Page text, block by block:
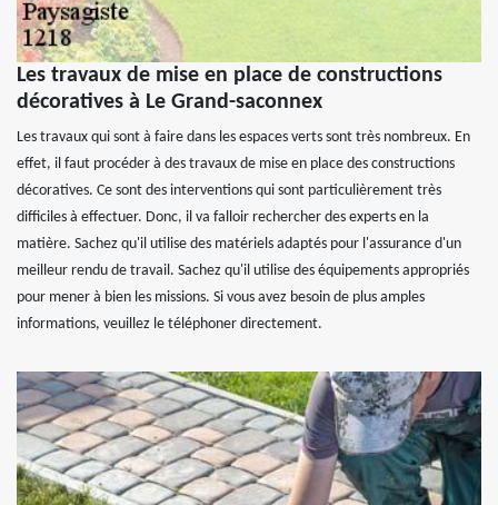
Les travaux de mise en place de constructions
décoratives à Le Grand-saconnex
Les travaux qui sont à faire dans les espaces verts sont très nombreux. En
effet, il faut procéder à des travaux de mise en place des constructions
décoratives. Ce sont des interventions qui sont particulièrement très
difficiles à effectuer. Donc, il va falloir rechercher des experts en la
matière. Sachez qu'il utilise des matériels adaptés pour l'assurance d'un
meilleur rendu de travail. Sachez qu'il utilise des équipements appropriés
pour mener à bien les missions. Si vous avez besoin de plus amples
informations, veuillez le téléphoner directement.